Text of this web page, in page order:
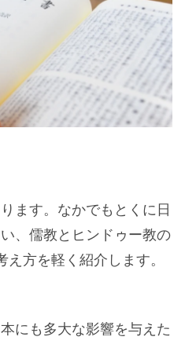
ます。なかでもとくに日
、儒教とヒンドゥー教の
方を軽く紹介します。
にも多大な影響を与えた